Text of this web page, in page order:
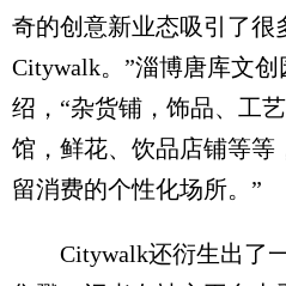
奇的创意新业态吸引了很
Citywalk。”淄博唐库文
绍，“杂货铺，饰品、工
馆，鲜花、饮品店铺等等
留消费的个性化场所。”
Citywalk还衍生出了